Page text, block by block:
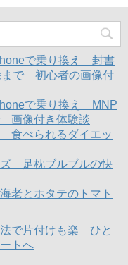
で乗り換え 封書
まで 初心者の画像付
で乗り換え MNP
画像付き体験談
べられるダイエッ
足枕ブルブルの快
とホタテのトマト
で片付けも楽 ひと
トへ